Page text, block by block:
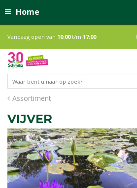
Home
Assortiment
Vandaag open van 10:00t/m 17:00
VIJVER